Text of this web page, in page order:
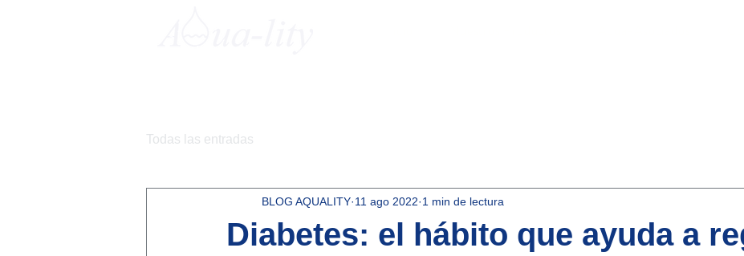
Todas las entradas
Diabetes: el hábito que ayuda a
BLOG AQUALITY 11 ago 2022 1 min de lectura